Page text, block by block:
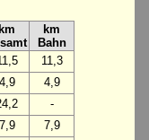
km
km
Bahn
11,3
4,9
4,9
-
7,9
7,9